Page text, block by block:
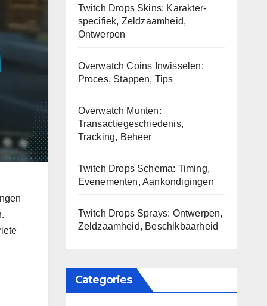
Twitch Drops Skins: Karakter-
specifiek, Zeldzaamheid,
Ontwerpen
Overwatch Coins Inwisselen:
Proces, Stappen, Tips
Overwatch Munten:
Transactiegeschiedenis,
Tracking, Beheer
Twitch Drops Schema: Timing,
Evenementen, Aankondigingen
Twitch Drops Sprays: Ontwerpen,
Zeldzaamheid, Beschikbaarheid
Categories